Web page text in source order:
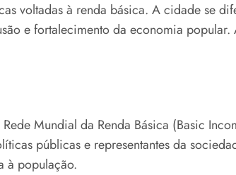
voltadas à renda básica. A cidade se
e fortalecimento da economia
Mundial da Renda Básica (Basic
públicas e representantes da
à população.